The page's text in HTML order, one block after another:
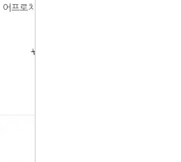
어프로치 프로 GTX LO Ws (그라파이
￦370,000